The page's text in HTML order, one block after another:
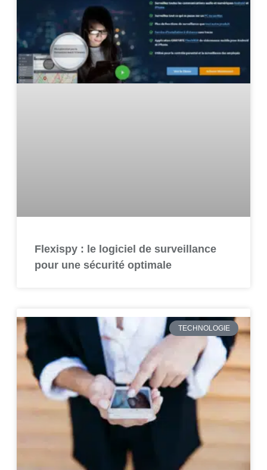
Flexispy : le logiciel de surveillance
pour une sécurité optimale
TECHNOLOGIE